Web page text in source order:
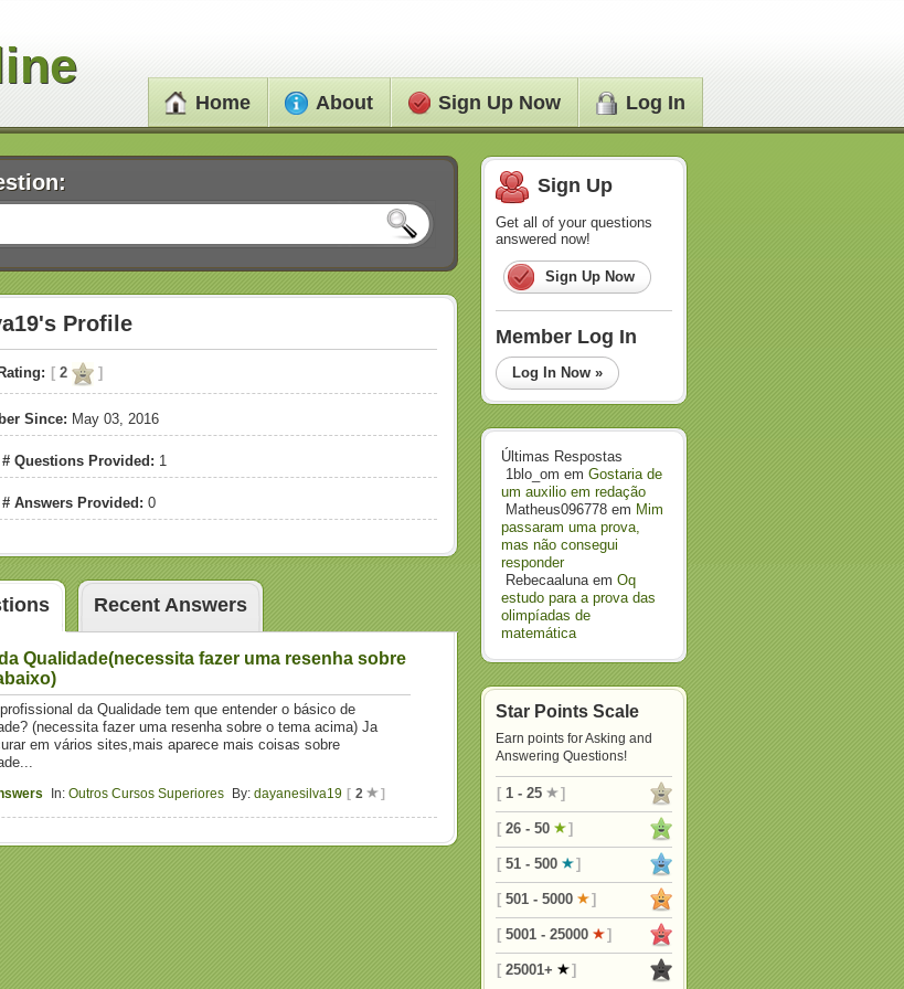
Home About Sign Up Now Log In
Profile
[ 2 ]
Since: May 03, 2016
Questions Provided: 1
Answers Provided: 0
Recent Answers
Qualidade(necessita fazer uma resenha sobre
da Qualidade tem que entender o básico de
(necessita fazer uma resenha sobre o tema acima) Ja
em vários sites,mais aparece mais coisas sobre
In: Outros Cursos Superiores By: dayanesilva19 [ 2 ]
Sign Up
Get all of your questions
answered now!
Sign Up Now
Member Log In
Log In Now »
Últimas Respostas
1blo_om em Gostaria de
um auxilio em redação
Matheus096778 em Mim
passaram uma prova,
mas não consegui
responder
Rebecaalunaem Oq
estudo para a prova das
olimpíadas de
matemática
Star Points Scale
Earn points for Asking and
Answering Questions!
[ 1 - 25 ]
[ 26 - 50 ]
[ 51 - 500 ]
[ 501 - 5000 ]
[ 5001 - 25000 ]
[ 25001+ ]